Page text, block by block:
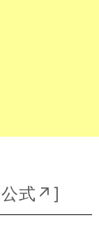
公式↗ ]